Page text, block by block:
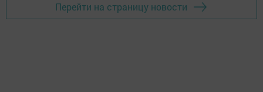
Перейти на страницу новости